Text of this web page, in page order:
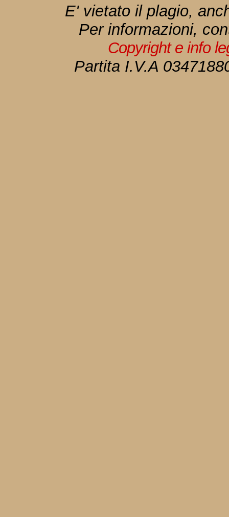
E' vietato il plagio,
Per informazioni,
Copyright e info
Partita I.V.A